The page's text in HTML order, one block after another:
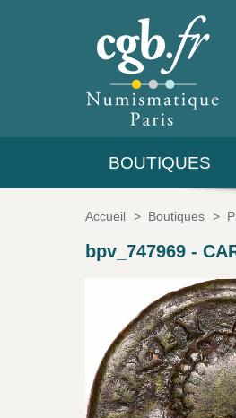
BOUTIQUES
Accueil > Boutiques >
bpv_747969 -